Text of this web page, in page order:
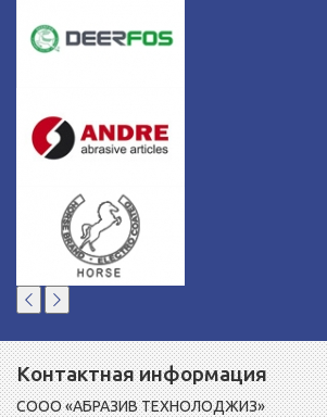
Контактная информация
СООО «АБРАЗИВ ТЕХНОЛОДЖИЗ»